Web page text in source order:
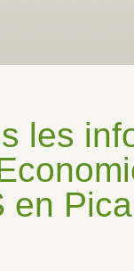
les
en